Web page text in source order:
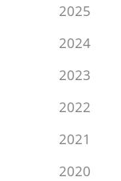
2025
2024
2023
2022
2021
2020